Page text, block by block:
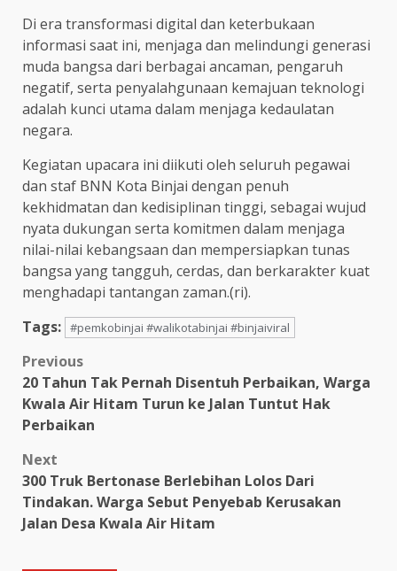
Di era transformasi digital dan keterbukaan
informasi saat ini, menjaga dan melindungi generasi
muda bangsa dari berbagai ancaman, pengaruh
negatif, serta penyalahgunaan kemajuan teknologi
adalah kunci utama dalam menjaga kedaulatan
negara.
Kegiatan upacara ini diikuti oleh seluruh pegawai
dan staf BNN Kota Binjai dengan penuh
kekhidmatan dan kedisiplinan tinggi, sebagai wujud
nyata dukungan serta komitmen dalam menjaga
nilai-nilai kebangsaan dan mempersiapkan tunas
bangsa yang tangguh, cerdas, dan berkarakter kuat
menghadapi tantangan zaman.(ri).
Tags: #pemkobinjai #walikotabinjai #binjaiviral
Post
navigation
Previous
20 Tahun Tak Pernah Disentuh Perbaikan, Warga
Kwala Air Hitam Turun ke Jalan Tuntut Hak
Perbaikan
Next
300 Truk Bertonase Berlebihan Lolos Dari
Tindakan. Warga Sebut Penyebab Kerusakan
Jalan Desa Kwala Air Hitam